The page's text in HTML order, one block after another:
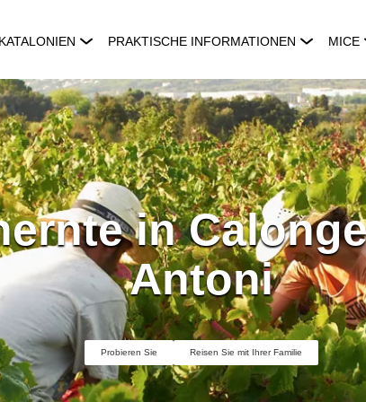
PRAKTISCHE INFORMATIONEN MICE
in
Antoni
Probieren Sie Reisen Sie mit Ihrer Familie